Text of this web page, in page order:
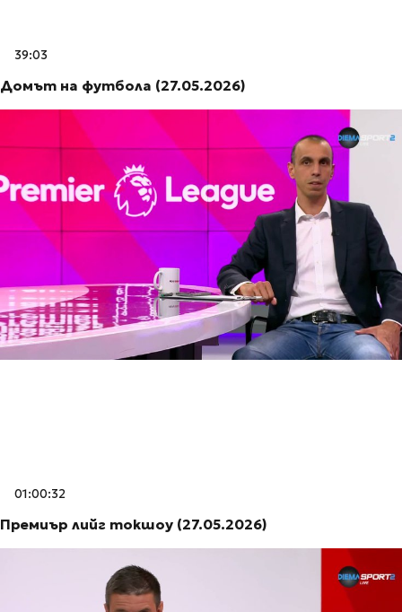
39:03
Домът на футбола (27.05.2026)
01:00:32
Премиър лийг токшоу (27.05.2026)